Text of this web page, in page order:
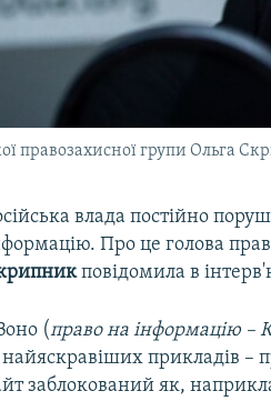
правозахисної групи Ольга
влада постійно
Про це голова
повідомила в
(право на інформацію –
найяскравіших прикладів –
заблокований як,